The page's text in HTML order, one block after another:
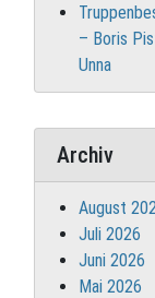
– Boris
Unna
Archiv
August
Juli 2026
Juni 2026
Mai 2026